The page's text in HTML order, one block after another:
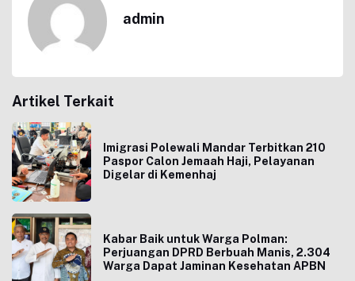
admin
Artikel Terkait
Imigrasi Polewali Mandar Terbitkan 210
Paspor Calon Jemaah Haji, Pelayanan
Digelar di Kemenhaj
Kabar Baik untuk Warga Polman:
Perjuangan DPRD Berbuah Manis, 2.304
Warga Dapat Jaminan Kesehatan APBN